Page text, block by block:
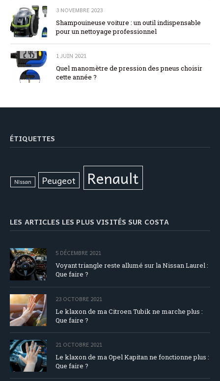
3 NOVEMBRE 2023
Shampouineuse voiture : un outil indispensable
pour un nettoyage professionnel
1 JUIN 2021
Quel manomètre de pression des pneus choisir
cette année ?
ÉTIQUETTES
Nissan Peugeot Renault
LES ARTICLES LES PLUS VISITÉS SUR COSTA
5 DÉCEMBRE 2021
Voyant triangle reste allumé sur la Nissan Laurel :
Que faire ?
23 OCTOBRE 2021
Le klaxon de ma Citroen Tubik ne marche plus :
Que faire ?
21 OCTOBRE 2021
Le klaxon de ma Opel Kapitan ne fonctionne plus :
Que faire ?